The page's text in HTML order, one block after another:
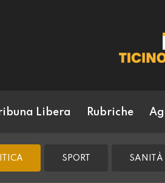
Libera Rubriche
SPORT SANITÀ